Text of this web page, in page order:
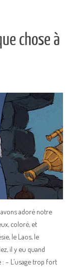
chose à
avons adoré notre
coloré, et
le Laos, le
il y eu quand
– L’usage trop fort